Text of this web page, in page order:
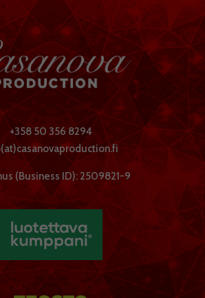
+358 50 356 8294
(Business ID): 2509821-9